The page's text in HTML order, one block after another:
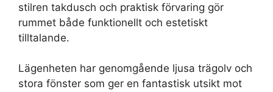
stilren takdusch och praktisk förvaring gör
rummet både funktionellt och estetiskt
tilltalande.
Lägenheten har genomgående ljusa trägolv och
stora fönster som ger en fantastisk utsikt mot